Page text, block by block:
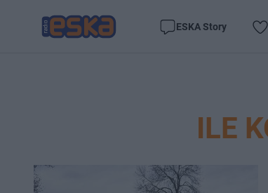
ESKA Story
ILE